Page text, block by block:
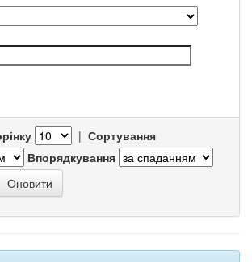
| Сортування
Впорядкування